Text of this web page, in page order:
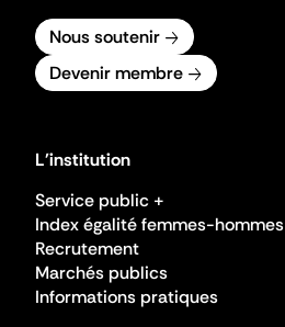
Nous soutenir
Devenir membre
L'institution
Service public +
Index égalité femmes-hommes
Recrutement
Marchés publics
Informations pratiques